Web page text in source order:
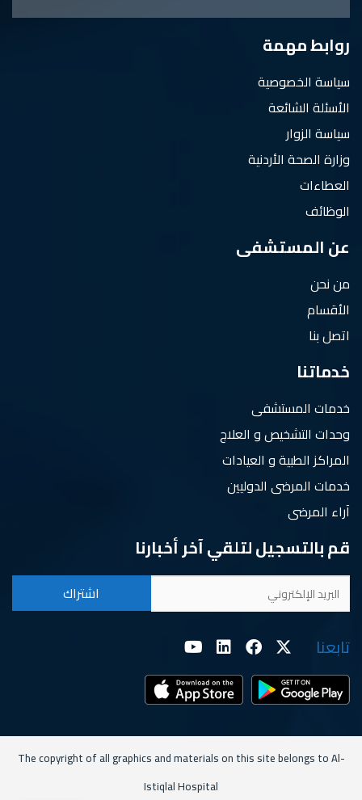
روابط مهمة
سياسة الخصوصية
الأسئلة الشائعة
سياسة الزوار
وزارة الصحة الأردنية
العطاءات
الوظائف
عن المستشفى
من نحن
الأقسام
اتصل بنا
خدماتنا
خدمات المستشفى
وحدات التشخيص و العلاج
المراكز الطبية و العيادات
خدمات المرضى الدوليين
آراء المرضى
قم بالتسجيل لتلقي آخر أخبارنا
تابعنا
The copyright of all graphics and materials on this site belongs to Al-
Istiqlal Hospital